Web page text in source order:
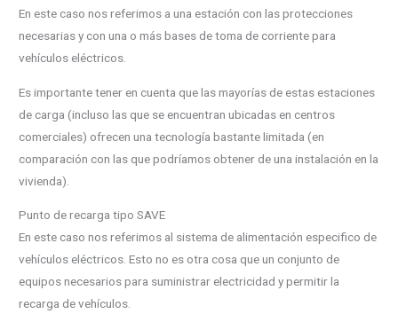
En este caso nos referimos a una estación con las protecciones
necesarias y con una o más bases de toma de corriente para
vehículos eléctricos.
Es importante tener en cuenta que las mayorías de estas estaciones
de carga (incluso las que se encuentran ubicadas en centros
comerciales) ofrecen una tecnología bastante limitada (en
comparación con las que podríamos obtener de una instalación en la
vivienda).
Punto de recarga tipo SAVE
En este caso nos referimos al sistema de alimentación especifico de
vehículos eléctricos. Esto no es otra cosa que un conjunto de
equipos necesarios para suministrar electricidad y permitir la
recarga de vehículos.